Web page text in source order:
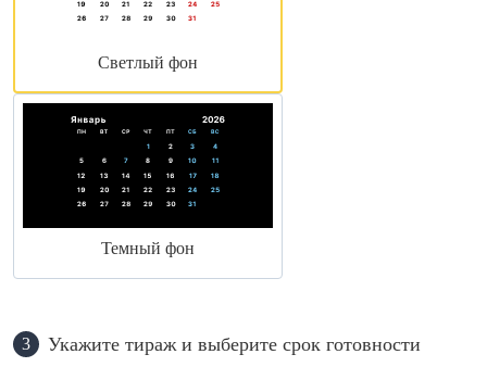
Светлый фон
Темный фон
3 Укажите тираж и выберите срок готовности